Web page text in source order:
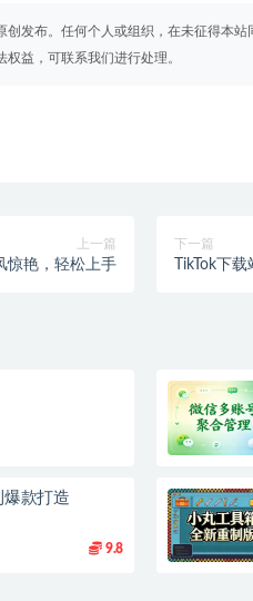
发布。任何个人或组织，在未征得本
益，可联系我们进行处理。
上一篇
惊艳，轻松上手
下一篇
TikTok下
款打造
9.8